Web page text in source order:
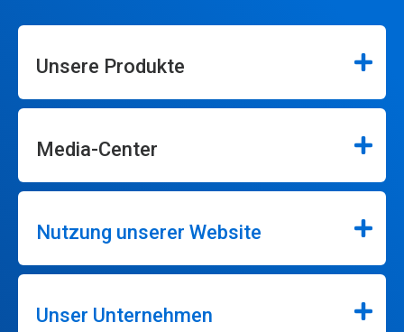
Unsere Produkte
Media-Center
Nutzung unserer Website
Unser Unternehmen